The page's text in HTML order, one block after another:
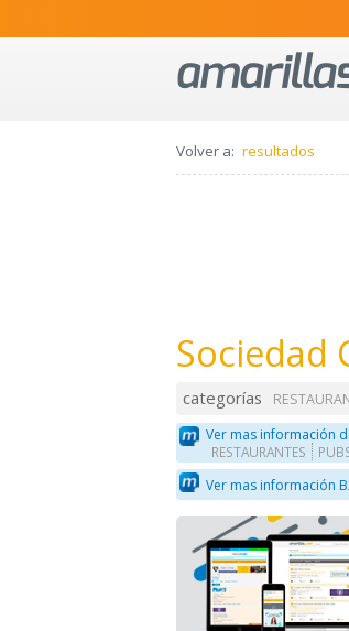
Volver a: resultados
Sociedad
categorías
Ver mas información
RESTAURANTES
Ver mas información